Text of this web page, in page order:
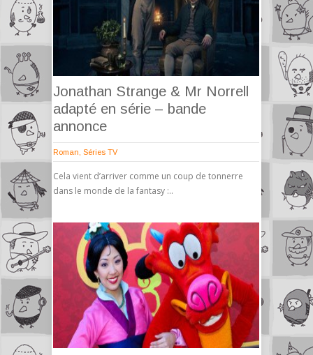
Jonathan Strange & Mr Norrell
adapté en série – bande
annonce
Roman Séries TV
Cela vient d’arriver comme un coup de tonnerre
dans le monde de la fantasy :..